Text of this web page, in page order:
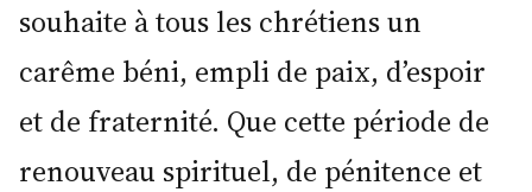
souhaite à tous les chrétiens un
carême béni, empli de paix, d’espoir
et de fraternité. Que cette période de
renouveau spirituel, de pénitence et